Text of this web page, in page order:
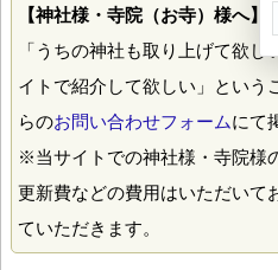
【神社様・寺院（お寺）様へ】
「うちの神社も取り上げて欲し
イトで紹介して欲しい」という
らのお問い合わせフォームにて
※当サイトでの神社様・寺院様
更新費などの費用はいただいて
ていただきます。